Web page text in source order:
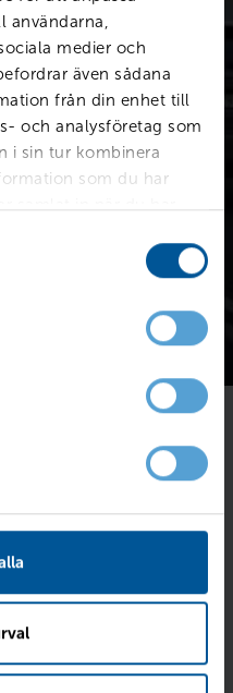
användarna,
medier och
även sådana
från din enhet till
och analysföretag som
i sin tur kombinera
som du har
samlat in när du har
av vad din bil är
smaken?
T4 Core Bright
PUC07K.